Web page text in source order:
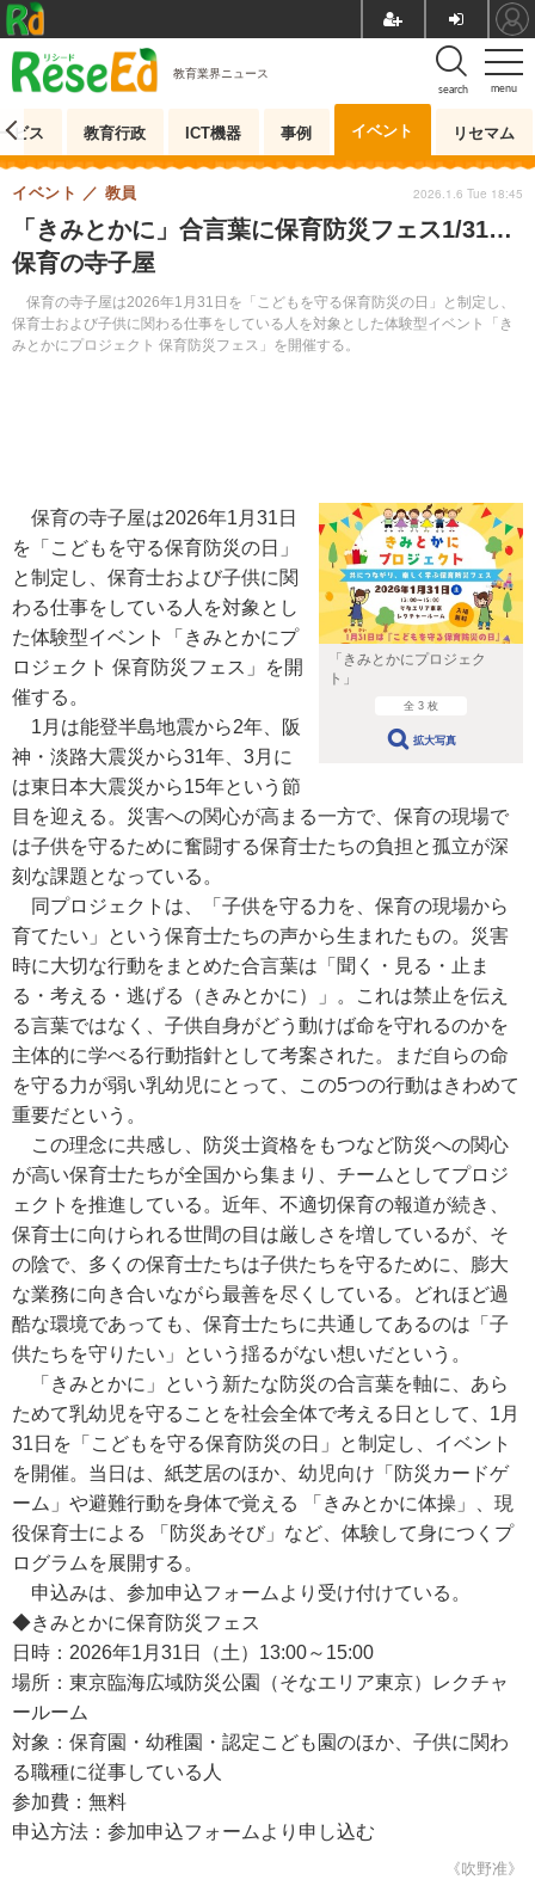
menu
search
教育業界ニュース
ビス 教育行政 ICT機器 事例 イベント リセマム
「きみとかに」合言葉に保育防災フェス1/31…
保育の寺子屋
保育の寺子屋は2026年1月31日を「こどもを守る保育防災の日」と制定し、
保育士および子供に関わる仕事をしている人を対象とした体験型イベント「き
みとかにプロジェクト 保育防災フェス」を開催する。
イベント 教員 2026.1.6 Tue 18:45
「きみとかにプロジェク
ト」
全 3 枚
拡大写真
保育の寺子屋は2026年1月31日
を「こどもを守る保育防災の日」
と制定し、保育士および子供に関
わる仕事をしている人を対象とし
た体験型イベント「きみとかにプ
ロジェクト 保育防災フェス」を開
催する。
1月は能登半島地震から2年、阪
神・淡路大震災から31年、3月に
は東日本大震災から15年という節
目を迎える。災害への関心が高まる一方で、保育の現場で
は子供を守るために奮闘する保育士たちの負担と孤立が深
刻な課題となっている。
同プロジェクトは、「子供を守る力を、保育の現場から
育てたい」という保育士たちの声から生まれたもの。災害
時に大切な行動をまとめた合言葉は「聞く・見る・止ま
る・考える・逃げる（きみとかに）」。これは禁止を伝え
る言葉ではなく、子供自身がどう動けば命を守れるのかを
主体的に学べる行動指針として考案された。まだ自らの命
を守る力が弱い乳幼児にとって、この5つの行動はきわめて
重要だという。
この理念に共感し、防災士資格をもつなど防災への関心
が高い保育士たちが全国から集まり、チームとしてプロジ
ェクトを推進している。近年、不適切保育の報道が続き、
保育士に向けられる世間の目は厳しさを増しているが、そ
の陰で、多くの保育士たちは子供たちを守るために、膨大
な業務に向き合いながら最善を尽くしている。どれほど過
酷な環境であっても、保育士たちに共通してあるのは「子
供たちを守りたい」という揺るがない想いだという。
「きみとかに」という新たな防災の合言葉を軸に、あら
ためて乳幼児を守ることを社会全体で考える日として、1月
31日を「こどもを守る保育防災の日」と制定し、イベント
を開催。当日は、紙芝居のほか、幼児向け「防災カードゲ
ーム」や避難行動を身体で覚える 「きみとかに体操」、現
役保育士による 「防災あそび」など、体験して身につくプ
ログラムを展開する。
申込みは、参加申込フォームより受け付けている。
◆きみとかに保育防災フェス
日時：2026年1月31日（土）13:00～15:00
場所：東京臨海広域防災公園（そなエリア東京）レクチャ
ールーム
対象：保育園・幼稚園・認定こども園のほか、子供に関わ
る職種に従事している人
参加費：無料
申込方法：参加申込フォームより申し込む
《吹野准》